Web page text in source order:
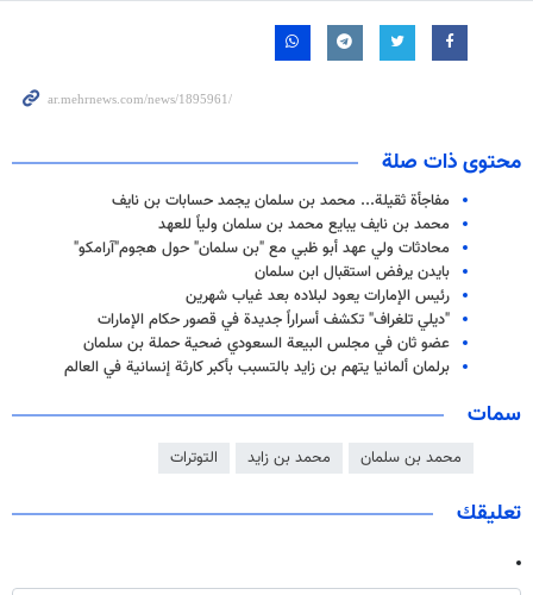
محتوى ذات صلة
مفاجأة ثقيلة... محمد بن سلمان يجمد حسابات بن نايف
محمد بن نايف يبايع محمد بن سلمان ولياً للعهد
محادثات ولي عهد أبو ظبي مع "بن سلمان" حول هجوم"آرامكو"
بايدن يرفض استقبال ابن سلمان
رئيس الإمارات يعود لبلاده بعد غياب شهرين
"ديلي تلغراف" تكشف أسراراً جديدة في قصور حكام الإمارات
عضو ثان في مجلس البيعة السعودي ضحية حملة بن سلمان
برلمان ألمانيا يتهم بن زايد بالتسبب بأكبر كارثة إنسانية في العالم
سمات
محمد بن سلمان محمد بن زايد التوترات
تعليقك